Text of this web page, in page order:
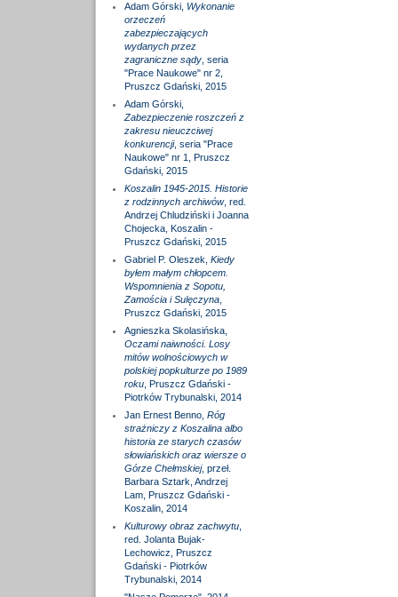
Adam Górski, Wykonanie
orzeczeń
zabezpieczających
wydanych przez
zagraniczne sądy, seria
"Prace Naukowe" nr 2,
Pruszcz Gdański, 2015
Adam Górski,
Zabezpieczenie roszczeń z
zakresu nieuczciwej
konkurencji, seria "Prace
Naukowe" nr 1, Pruszcz
Gdański, 2015
Koszalin 1945-2015. Historie
z rodzinnych archiwów, red.
Andrzej Chludziński i Joanna
Chojecka, Koszalin -
Pruszcz Gdański, 2015
Gabriel P. Oleszek, Kiedy
byłem małym chłopcem.
Wspomnienia z Sopotu,
Zamościa i Sulęczyna,
Pruszcz Gdański, 2015
Agnieszka Skolasińska,
Oczami naiwności. Losy
mitów wolnościowych w
polskiej popkulturze po 1989
roku, Pruszcz Gdański -
Piotrków Trybunalski, 2014
Jan Ernest Benno, Róg
strażniczy z Koszalina albo
historia ze starych czasów
słowiańskich oraz wiersze o
Górze Chełmskiej, przeł.
Barbara Sztark, Andrzej
Lam, Pruszcz Gdański -
Koszalin, 2014
Kulturowy obraz zachwytu,
red. Jolanta Bujak-
Lechowicz, Pruszcz
Gdański - Piotrków
Trybunalski, 2014